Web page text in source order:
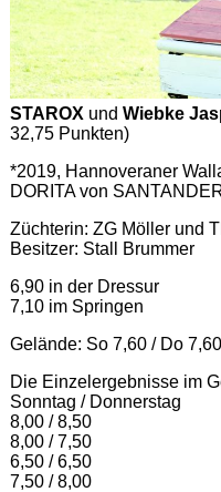
STAROX und Wiebke
32,75 Punkten)
*2019, Hannoveraner
DORITA von
Züchterin: ZG Möller und
Besitzer: Stall Brummer
6,90 in der Dressur
7,10 im Springen
Gelände: So 7,60 / Do 7,60
Die Einzelergebnisse im
Sonntag / Donnerstag
8,00 / 8,50
8,00 / 7,50
6,50 / 6,50
7,50 / 8,00